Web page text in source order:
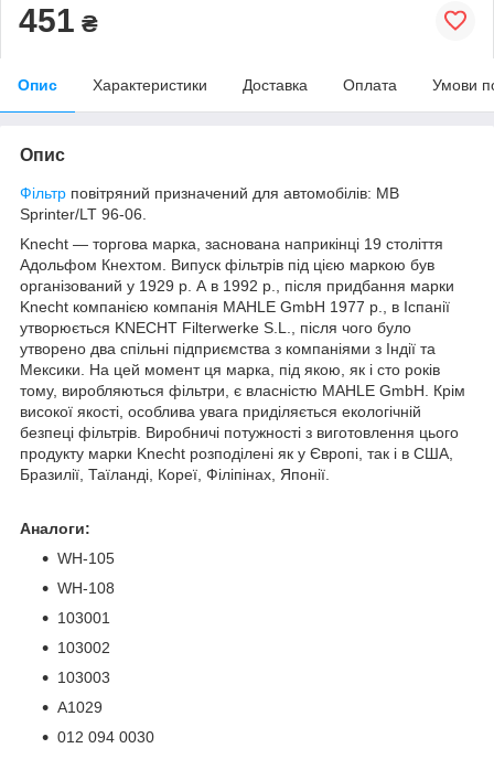
451 ₴
Опис Характеристики Доставка Оплата Умови
Опис
Фільтр повітряний призначений для автомобілів: MB
Sprinter/LT 96-06.
Knecht — торгова марка, заснована наприкінці 19 століття
Адольфом Кнехтом. Випуск фільтрів під цією маркою був
організований у 1929 р. А в 1992 р., після придбання марки
Knecht компанією компанія MAHLE GmbH 1977 р., в Іспанії
утворюється KNECHT Filterwerke S.L., після чого було
утворено два спільні підприємства з компаніями з Індії та
Мексики. На цей момент ця марка, під якою, як і сто років
тому, виробляються фільтри, є власністю MAHLE GmbH. Крім
високої якості, особлива увага приділяється екологічній
безпеці фільтрів. Виробничі потужності з виготовлення цього
продукту марки Knecht розподілені як у Європі, так і в США,
Бразилії, Таїланді, Кореї, Філіпінах, Японії.
Аналоги:
WH-105
WH-108
103001
103002
103003
A1029
012 094 0030